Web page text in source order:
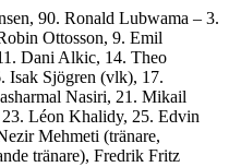
90. Ronald Lubwama – 3.
Ottosson, 9. Emil
Dani Alkic, 14. Theo
Isak Sjögren (vlk), 17.
Nasiri, 21. Mikail
Léon Khalidy, 25. Edvin
Mehmeti (tränare,
tränare), Fredrik Fritz